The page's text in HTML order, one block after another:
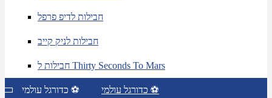
חבילות לדיפ פרפל
חבילות לניק קייב
חבילות ל Thirty Seconds To Mars
כדורגל עולמי ⚽ כדורגל עולמי ⚽